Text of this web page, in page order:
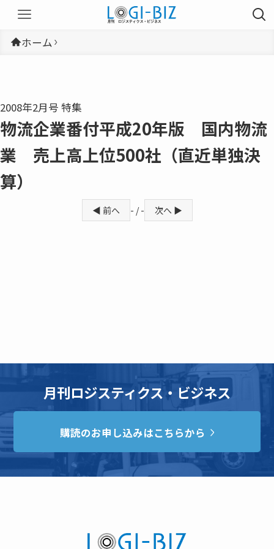
ホーム
2008年2月号 特集
物流企業番付平成20年版 国内物流
業 売上高上位500社（直近単独決
算）
◀ 前へ - / - 次へ ▶
月刊ロジスティクス・ビジネス
購読のお申し込みはこちらから